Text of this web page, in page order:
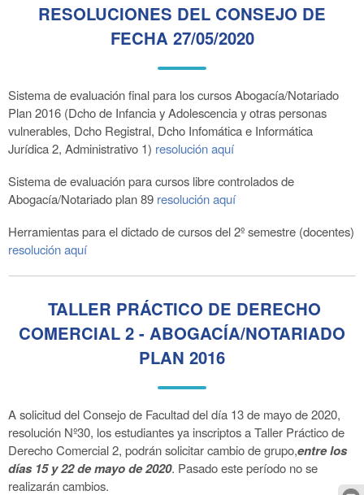
RESOLUCIONES DEL CONSEJO DE
FECHA 27/05/2020
Sistema de evaluación final para los cursos Abogacía/Notariado
Plan 2016 (Dcho de Infancia y Adolescencia y otras personas
vulnerables, Dcho Registral, Dcho Infomática e Informática
Jurídica 2, Administrativo 1) resolución aquí
Sistema de evaluación para cursos libre controlados de
Abogacía/Notariado plan 89 resolución aquí
Herramientas para el dictado de cursos del 2º semestre (docentes)
resolución aquí
TALLER PRÁCTICO DE DERECHO
COMERCIAL 2 - ABOGACÍA/NOTARIADO
PLAN 2016
A solicitud del Consejo de Facultad del día 13 de mayo de 2020,
resolución Nº30, los estudiantes ya inscriptos a Taller Práctico de
Derecho Comercial 2, podrán solicitar cambio de grupo,entre los
días 15 y 22 de mayo de 2020. Pasado este período no se
realizarán cambios.